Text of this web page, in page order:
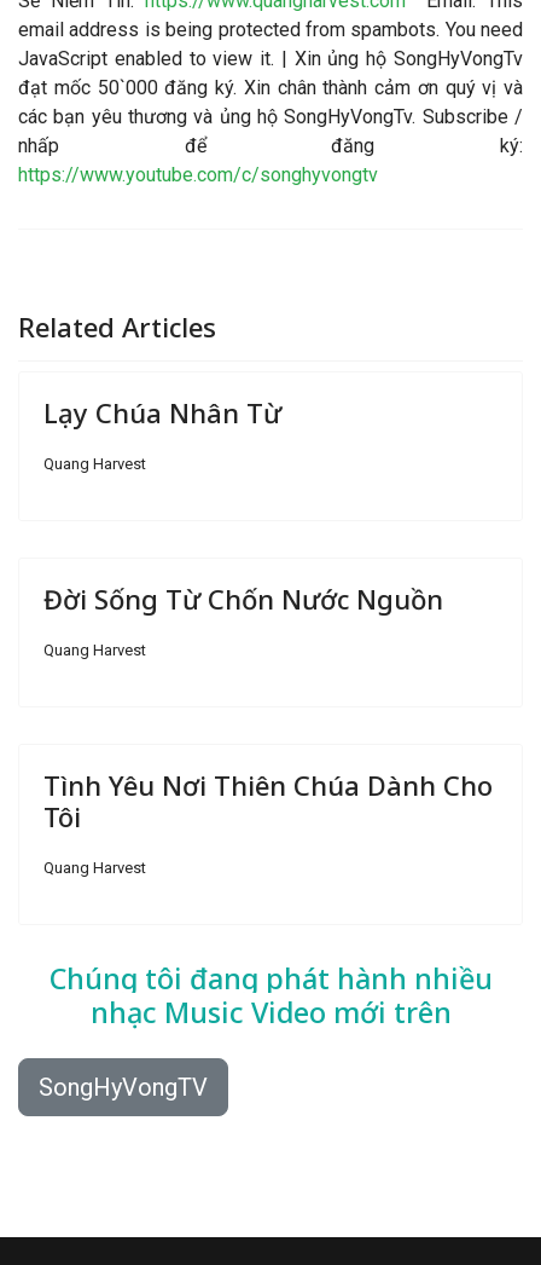
email address is being protected from spambots. You need
JavaScript enabled to view it. | Xin ủng hộ SongHyVongTv
đạt mốc 50`000 đăng ký. Xin chân thành cảm ơn quý vị và
các bạn yêu thương và ủng hộ SongHyVongTv. Subscribe /
nhấp để đăng ký:
https://www.youtube.com/c/songhyvongtv
Related Articles
Lạy Chúa Nhân Từ
Quang Harvest
Đời Sống Từ Chốn Nước Nguồn
Quang Harvest
Tình Yêu Nơi Thiên Chúa Dành Cho
Tôi
Quang Harvest
Chúng tôi đang phát hành nhiều
nhạc Music Video mới trên
SongHyVongTV